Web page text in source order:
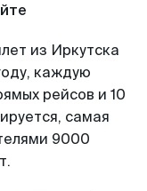
из Иркутска
каждую
рейсов и 10
самая
9000